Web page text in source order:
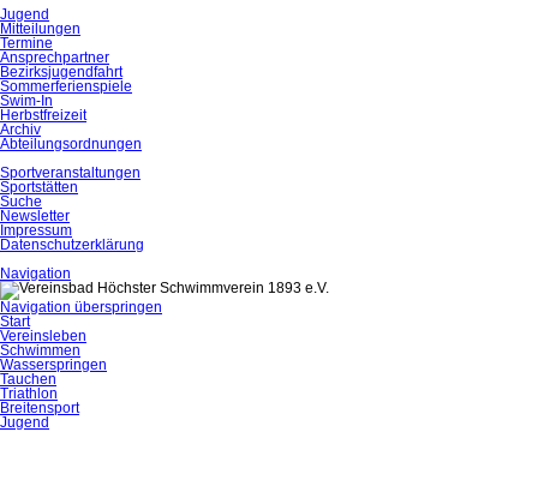
Jugend
Mitteilungen
Termine
Ansprechpartner
Bezirksjugendfahrt
Sommerferienspiele
Swim-In
Herbstfreizeit
Archiv
Abteilungsordnungen
Sportveranstaltungen
Sportstätten
Suche
Newsletter
Impressum
Datenschutzerklärung
Navigation
Navigation überspringen
Start
Vereinsleben
Schwimmen
Wasserspringen
Tauchen
Triathlon
Breitensport
Jugend